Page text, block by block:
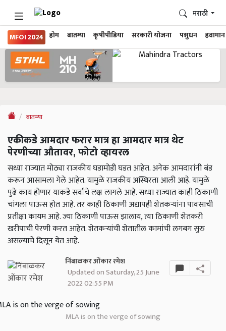
MFOI 2024 होम बातम्या कृषीपीडिया सरकारी योजना पशुधन हवामान
मराठी
बातम्या
एकीकडे आमदार फरार मात्र हा आमदार मात्र थेट
पेरणीच्या औतावर, फोटो व्हायरल
सध्या राज्यात मोठ्या राजकीय घडामोडी घडत आहेत. अनेक आमदारांनी बंड
करून आसामला गेले आहेत. यामुळे राजकीय अस्थिरता आली आहे. यामुळे
पुढे काय होणार याकडे सर्वांचे लक्ष लागले आहे. सध्या राज्यात काही ठिकाणी
चांगला पाऊस होत आहे. तर काही ठिकाणी अद्यापही शेतकऱ्यांना पावसाची
प्रतीक्षा कायम आहे. ज्या ठिकाणी पाऊस झालाय, त्या ठिकाणी शेतकरी
खरीपाची पेरणी करत आहेत. शेतकऱ्यांची शेतातील कामांची लगबग सुरु
असल्याचे दिसून येत आहे.
निंबाळकर ओंकार रमेश
Updated on Saturday, 25 June
2022 02:55 PM
MLA is on the verge of sowing